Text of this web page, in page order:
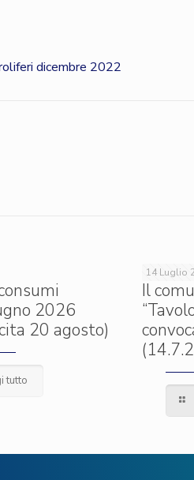
dicembre 2022
2026
20 agosto)
tutto
14 Luglio
Il